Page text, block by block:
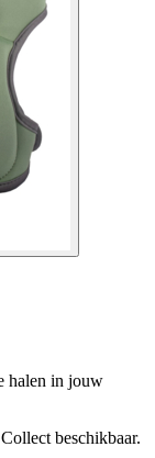
halen in jouw
beschikbaar.